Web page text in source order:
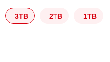
3TB 2TB 1TB